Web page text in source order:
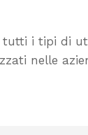
i tipi di
nelle